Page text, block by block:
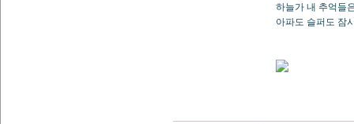
하늘가 내 추억들
아파도 슬퍼도 잠